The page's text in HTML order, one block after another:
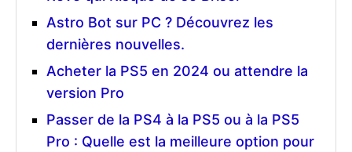
Astro Bot sur PC ? Découvrez les
dernières nouvelles.
Acheter la PS5 en 2024 ou attendre la
version Pro
Passer de la PS4 à la PS5 ou à la PS5
Pro : Quelle est la meilleure option pour